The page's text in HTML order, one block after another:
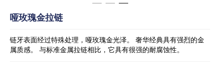
哑玫瑰金拉链
链牙表面经过特殊处理，哑玫瑰金光泽。 奢华经典具有强烈的金
属质感。 与标准金属拉链相比，它具有很强的耐腐蚀性。